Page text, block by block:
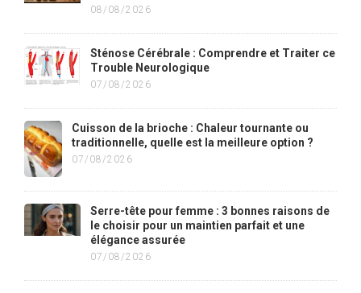
08/08/2026
Sténose Cérébrale : Comprendre et Traiter ce
Trouble Neurologique
07/08/2026
Cuisson de la brioche : Chaleur tournante ou
traditionnelle, quelle est la meilleure option ?
07/08/2026
Serre-tête pour femme : 3 bonnes raisons de
le choisir pour un maintien parfait et une
élégance assurée
07/08/2026